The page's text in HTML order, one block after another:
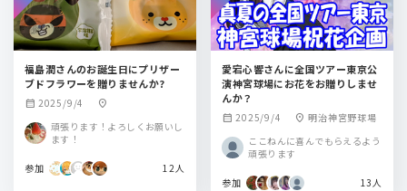
福島潤さんのお誕生日にプリザー
ブドフラワーを贈りませんか?
calendar_month 2025/9/4 location_on
頑張ります！よろしくお願いし
ます！
参加 12人
愛宕心響さんに全国ツアー東京公
演神宮球場にお花をお贈りしませ
んか？
calendar_month 2025/9/4 location_on 明治神宮野球場
ここねんに喜んでもらえるよう
頑張ります
参加 13人